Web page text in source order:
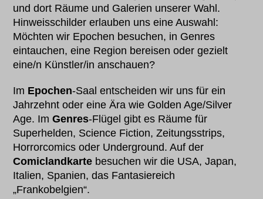
und dort Räume und Galerien unserer Wahl.
Hinweisschilder erlauben uns eine Auswahl:
Möchten wir Epochen besuchen, in Genres
eintauchen, eine Region bereisen oder gezielt
eine/n Künstler/in anschauen?
Im Epochen-Saal entscheiden wir uns für ein
Jahrzehnt oder eine Ära wie Golden Age/Silver
Age. ImGenres-Flügel gibt es Räume für
Superhelden, Science Fiction, Zeitungsstrips,
Horrorcomics oder Underground. Auf der
Comiclandkarte besuchen wir die USA, Japan,
Italien, Spanien, das Fantasiereich
„Frankobelgien“.